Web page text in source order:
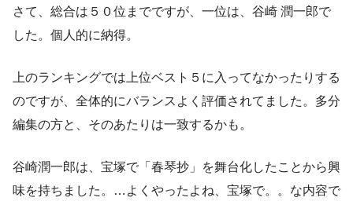
さて、総合は５０位までですが、一位は、谷崎 潤一郎で
した。個人的に納得。
上のランキングでは上位ベスト５に入ってなかったりする
のですが、全体的にバランスよく評価されてました。多分
編集の方と、そのあたりは一致するかも。
谷崎潤一郎は、宝塚で「春琴抄」を舞台化したことから興
味を持ちました。…よくやったよね、宝塚で。。な内容で